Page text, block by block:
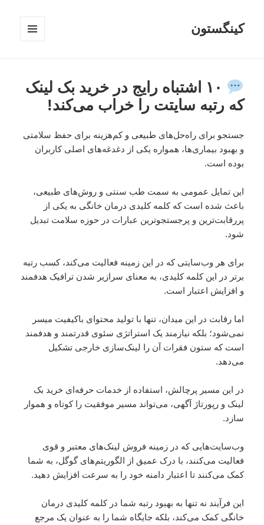
کینگستون
۱۰ اشتباه رایج در خرید بک لینک
که رتبه سایتت را خراب می‌کند!
جستجو برای راه‌حل‌های طبیعی و کم‌هزینه برای حفظ سلامتی
و بهبود بیماری‌ها، همواره یکی از دغدغه‌های اصلی کاربران
بوده است.
این تمایل عمومی به سمت طب سنتی و روش‌های طبیعی،
باعث شده است که کلمه کلیدی درمان خانگی به یکی از
پررقابت‌ترین و پرجستجوترین عبارات در حوزه سلامت تبدیل
شود.
برای هر وب‌سایتی که در این زمینه فعالیت می‌کند، کسب رتبه
برتر در این کلمه کلیدی، به معنای سرازیر شدن ترافیک هدفمند
و افزایش اعتبار است.
اما رقابت در این میدان، تنها با تولید محتوای باکیفیت میسر
نمی‌شود؛ بلکه نیازمند یک استراتژی سئوی قدرتمند و هدفمند
است که ستون فقرات آن را لینک‌سازی خارجی تشکیل
می‌دهد.
در این مسیر پرچالش، استفاده از خدمات حرفه‌ای خرید بک
لینک و رپورتاژ آگهی، می‌تواند مسیر موفقیت را کوتاه و هموار
سازد.
وب‌سایت‌هایی که در زمینه فروش لینک‌های معتبر و قوی
فعالیت می‌کنند، با درک عمیق از الگوریتم‌های گوگل، به شما
کمک می‌کنند تا اعتبار دامنه خود را به سرعت افزایش دهید.
این فرآیند نه تنها به بهبود رتبه شما در کلمه کلیدی درمان
خانگی کمک می‌کند، بلکه جایگاه شما را به عنوان یک مرجع